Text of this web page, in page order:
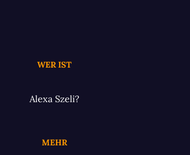
WER IST
Alexa Szeli?
MEHR